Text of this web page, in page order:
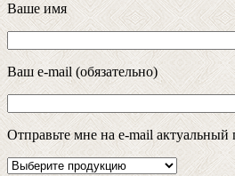
Ваше имя
Ваш e-mail (обязательно)
Отправьте мне на e-mail актуальный